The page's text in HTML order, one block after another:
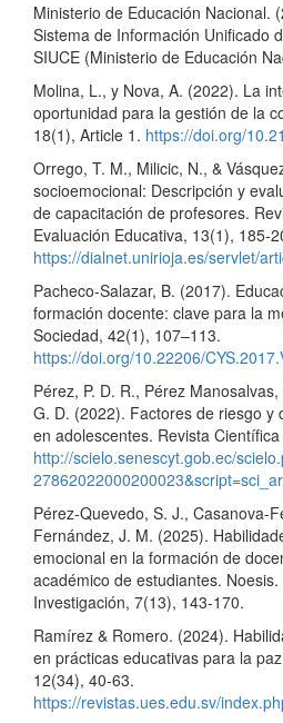
Ministerio de Educación Nacional.
Sistema de Información Unificado
SIUCE (Ministerio de Educación
Molina, L., y Nova, A. (2022). La
oportunidad para la gestión de la
18(1), Article 1. https://doi.org/
Orrego, T. M., Milicic, N., &
socioemocional: Descripción y
de capacitación de profesores.
Evaluación Educativa, 13(1), 185-
https://dialnet.unirioja.es/servlet/
Pacheco-Salazar, B. (2017).
formación docente: clave para la
Sociedad, 42(1), 107–113.
https://doi.org/10.22206/
Pérez, P. D. R., Pérez
G. D. (2022). Factores de riesgo y
en adolescentes. Revista
http://scielo.senescyt.gob.ec/
Pérez-Quevedo, S. J., Casanova-
Fernández, J. M. (2025).
emocional en la formación de
académico de estudiantes.
Investigación, 7(13), 143-170.
Ramírez & Romero. (2024).
en prácticas educativas para la
12(34), 40-63.
https://revistas.ues.edu.sv/